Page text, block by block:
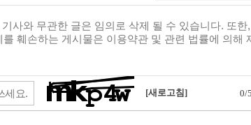
[새로고침] 0/